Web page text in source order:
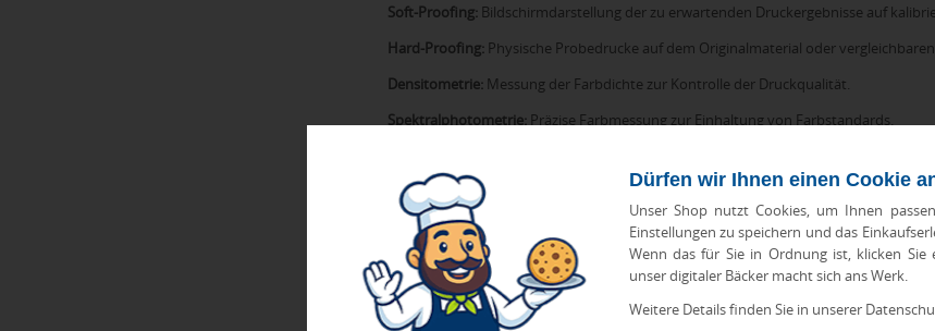
Dürfen wir Ihnen einen Cookie
Unser Shop nutzt Cookies, um Ihnen
Einstellungen zu speichern und das
Wenn das für Sie in Ordnung ist, klicken
unser digitaler Bäcker macht sich ans Werk.
Weitere Details finden Sie in unserer
Soft-Proofing: Bildschirmdarstellung der zu erwartenden Druckergebnisse auf
Hard-Proofing: Physische Probedrucke auf dem Originalmaterial oder
Densitometrie: Messung der Farbdichte zur Kontrolle der Druckqualität.
Spektralphotometrie: Präzise Farbmessung zur Einhaltung von Farbstandards.
Diese Kontrollverfahren gewährleisten, dass die Druckergebnisse den
Druckvorstufe bei Werbeartikeln
Bei der Produktion von Werbeartikeln mit Firmenlogospielt die Druckvorstufe
eingehalten werden müssen. Logos enthalten oft komplexe Farbverläufe,
sorgfältig aufbereitet werden müssen. Die Anpassung an verschiedene
jeweiligen technischen Grenzen und Möglichkeiten.